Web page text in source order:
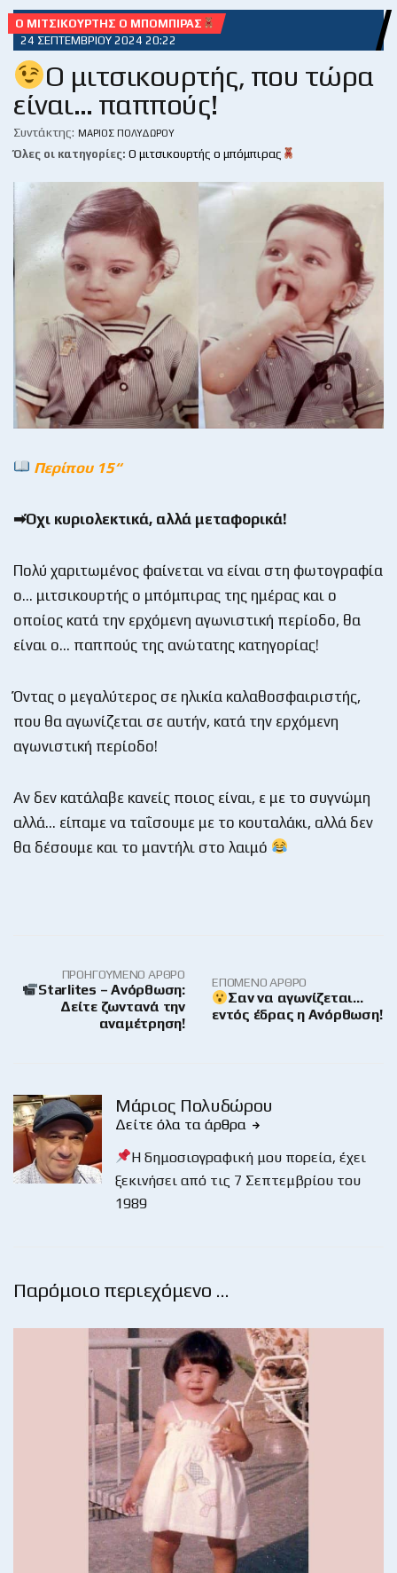
Ο ΜΙΤΣΙΚΟΥΡΤΉΣ Ο ΜΠΌΜΠΙΡΑΣ
24 ΣΕΠΤΕΜΒΡΊΟΥ 2024 20:22
Ο μιτσικουρτής, που τώρα
είναι… παππούς!
Συντάκτης: ΜΆΡΙΟΣ ΠΟΛΥΔΏΡΟΥ
Όλες οι κατηγορίες: Ο μιτσικουρτής ο μπόμπιρας
Περίπου 15“
➡Όχι κυριολεκτικά, αλλά μεταφορικά!
Πολύ χαριτωμένος φαίνεται να είναι στη φωτογραφία
ο… μιτσικουρτής ο μπόμπιρας της ημέρας και ο
οποίος κατά την ερχόμενη αγωνιστική περίοδο, θα
είναι ο… παππούς της ανώτατης κατηγορίας!
Όντας ο μεγαλύτερος σε ηλικία καλαθοσφαιριστής,
που θα αγωνίζεται σε αυτήν, κατά την ερχόμενη
αγωνιστική περίοδο!
Αν δεν κατάλαβε κανείς ποιος είναι, ε με το συγνώμη
αλλά… είπαμε να ταΐσουμε με το κουταλάκι, αλλά δεν
θα δέσουμε και το μαντήλι στο λαιμό
ΠΡΟΗΓΟΎΜΕΝΟ ΆΡΘΡΟ
Starlites – Ανόρθωση:
Δείτε ζωντανά την
αναμέτρηση!
ΕΠΌΜΕΝΟ ΆΡΘΡΟ
Σαν να αγωνίζεται…
εντός έδρας η Ανόρθωση!
Μάριος Πολυδώρου
Δείτε όλα τα άρθρα
Η δημοσιογραφική μου πορεία, έχει
ξεκινήσει από τις 7 Σεπτεμβρίου του
1989
Παρόμοιο περιεχόμενο …